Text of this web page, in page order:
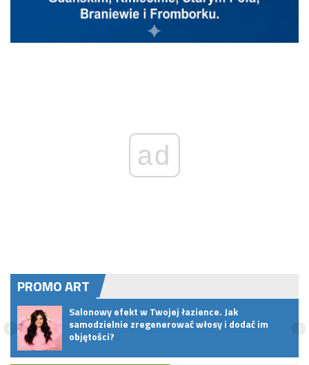
ad
PROMO ART
Salonowy efekt w Twojej łazience. Jak
samodzielnie zregenerować włosy i dodać im
objętości?